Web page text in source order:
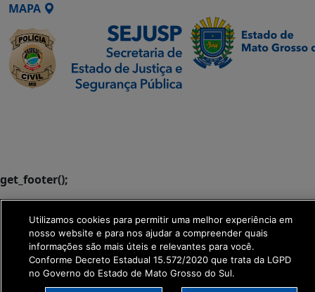
MAPA
get_footer();
Utilizamos cookies para permitir uma melhor experiência em
nosso website e para nos ajudar a compreender quais
informações são mais úteis e relevantes para você.
Conforme Decreto Estadual 15.572/2020 que trata da LGPD
no Governo do Estado de Mato Grosso do Sul.